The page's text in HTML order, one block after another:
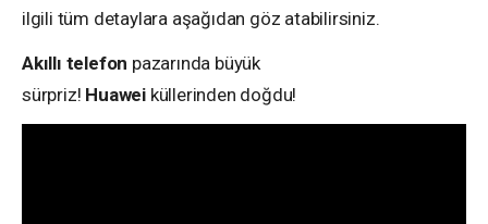
ilgili tüm detaylara aşağıdan göz atabilirsiniz.
Akıllı telefon pazarında büyük
sürpriz! Huawei küllerinden doğdu!